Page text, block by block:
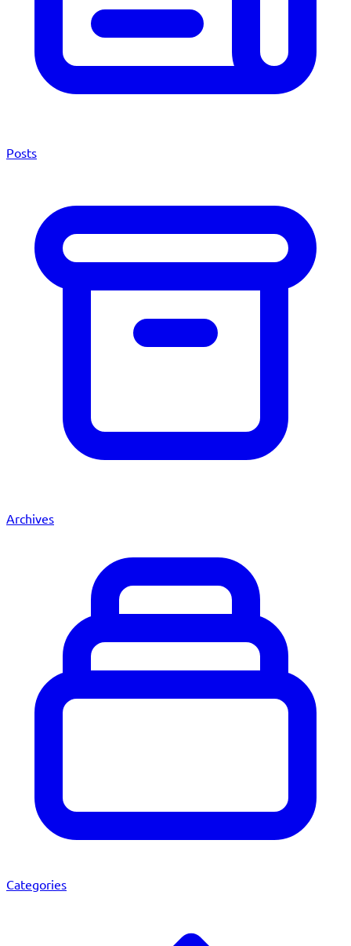
Posts
Archives
Categories